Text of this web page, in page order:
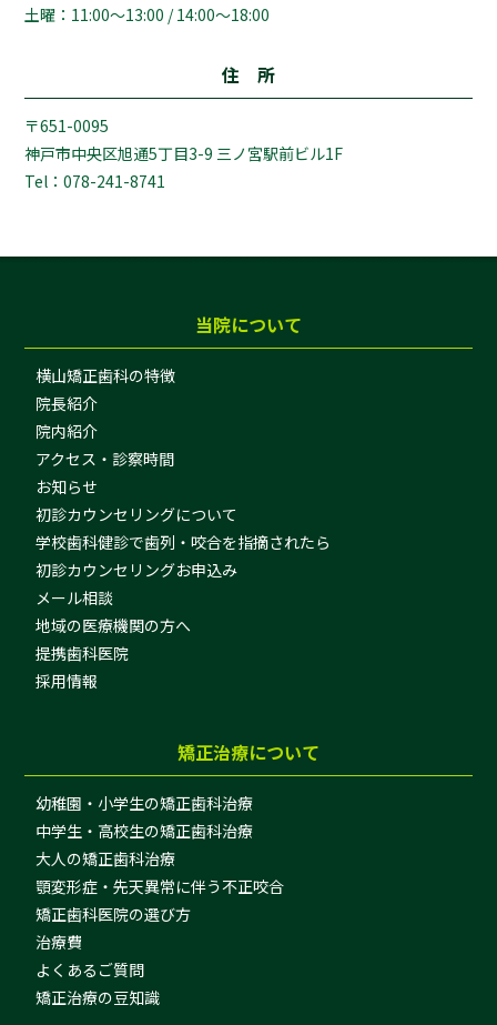
土曜：11:00～13:00 / 14:00～18:00
住 所
〒651-0095
神戸市中央区旭通5丁目3-9 三ノ宮駅前ビル1F
Tel：078-241-8741
当院について
横山矯正歯科の特徴
院長紹介
院内紹介
アクセス・診察時間
お知らせ
初診カウンセリングについて
学校歯科健診で歯列・咬合を指摘されたら
初診カウンセリングお申込み
メール相談
地域の医療機関の方へ
提携歯科医院
採用情報
矯正治療について
幼稚園・小学生の矯正歯科治療
中学生・高校生の矯正歯科治療
大人の矯正歯科治療
顎変形症・先天異常に伴う不正咬合
矯正歯科医院の選び方
治療費
よくあるご質問
矯正治療の豆知識